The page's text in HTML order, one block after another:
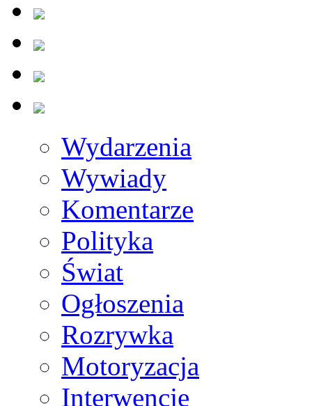
Wydarzenia
Wywiady
Komentarze
Polityka
Świat
Ogłoszenia
Rozrywka
Motoryzacja
Interwencje